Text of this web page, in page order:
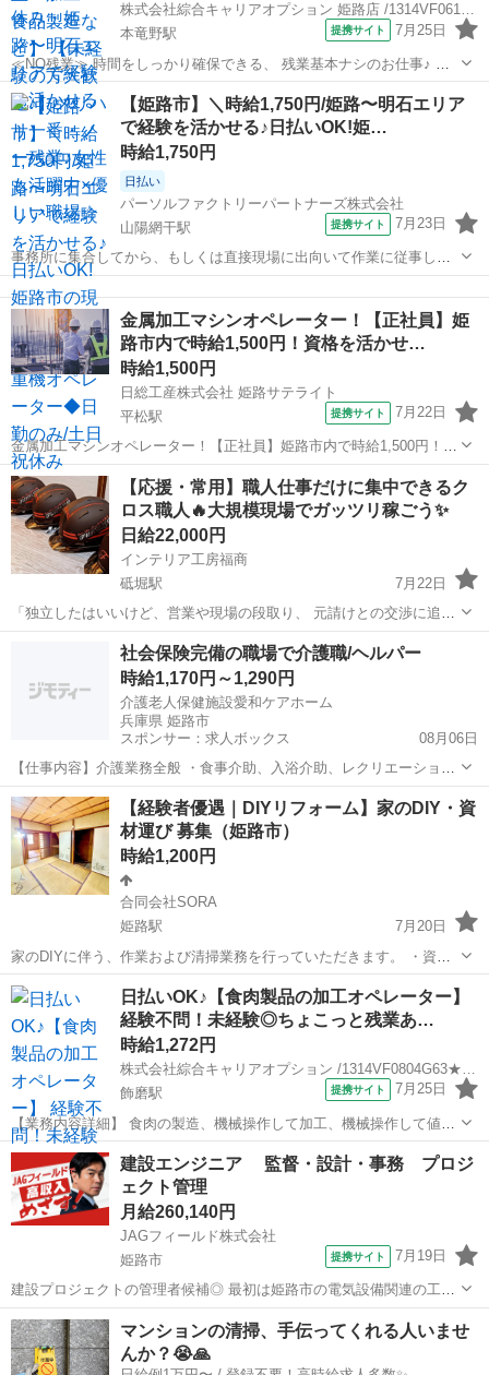
株式会社綜合キャリアオプション 姫路店 /1314VF0616G58★73-N
本竜野駅
提携サイト 7月25日
≪NO残業≫ 時間をしっかり確保できる、 残業基本ナシのお仕事♪ オ
ンとオフをきっちり切り替えたい方にオススメ！ ≪女性も活躍できる
職場≫ もちろん男性の応募も歓迎です！ ≪週休2日制≫ 週末は家族や
友...
兵庫 姫路市 本竜野駅 建築
【姫路市】＼時給1,750円/姫路〜明石エリア
で経験を活かせる♪日払いOK!姫…
時給1,750円
日払い
パーソルファクトリーパートナーズ株式会社
山陽網干駅
提携サイト 7月23日
事務所に集合してから、もしくは直接現場に出向いて作業に従事して
いただきます。重機オペレーターとして移動式クレーン作業を担当い
ただきます。1つの現場が終了したら次の現場へ、という感じで勤務地
は一定ではありませんが、姫路〜明石エ...
兵庫 姫路市
金属加工マシンオペレーター！【正社員】姫
路市内で時給1,500円！資格を活かせ…
時給1,500円
日総工産株式会社 姫路サテライト
平松駅
提携サイト 7月22日
金属加工マシンオペレーター！【正社員】姫路市内で時給1,500円！資
格を活かせる！！ Point1★時給1500円！月収約30万円！ Point2☆メー
カー正社員登用制度あり！ Point3★創業80年以上の老舗企業！ P...
兵庫 姫路市 平松駅 生産管理
【応援・常用】職人仕事だけに集中できるク
ロス職人🔥大規模現場でガッツリ稼ごう✨
日給22,000円
インテリア工房福商
砥堀駅
7月22日
「独立したはいいけど、営業や現場の段取り、 元請けとの交渉に追わ
れて『本当にやりたい職人仕事』に集中できていない…」 そんな一人
親方の限界や悩みを、ウチが一撃で解消します✨😄 あなたにお任せし
たい一番の強みは、...
姫路市 砥堀駅 その他 ゼネコン
社会保険完備の職場で介護職/ヘルパー
時給1,170円～1,290円
介護老人保健施設愛和ケアホーム
兵庫県 姫路市
スポンサー：求人ボックス
08月06日
【仕事内容】介護業務全般 ・食事介助、入浴介助、レクリエーション
・送迎(ハイエース使用) 業務変更なし 雇用期間の定めあり(1年/原則更
新/更新上限なし) 転勤の可能性なし 【経験・資格】<応募要件> 介護
福祉士 普通自動車運転...
アルバイト・パート
【経験者優遇｜DIYリフォーム】家のDIY・資
材運び 募集（姫路市）
時給1,200円
合同会社SORA
姫路駅
7月20日
家のDIYに伴う、作業および清掃業務を行っていただきます。 ・資材
運び ・室内の片付け、清掃 ・現場の整理整頓 ・DIY作業 ※丸鋸、デ
ィスクグライダー経験者優遇！！ 汚れても良い服装 動きやすい靴(...
兵庫 姫路市 姫路駅 その他 DIY
日払いOK♪【食肉製品の加工オペレーター】
経験不問！未経験◎ちょこっと残業あ…
時給1,272円
飾磨駅
提携サイト 7月25日
【業務内容詳細】 食肉の製造、機械操作して加工、機械操作して値付
け原材料の投入など。 またそれらに付随する業務とデータを数値記録
【取扱製品情報】 食肉 休憩時間にゆっくりできるスペース完備！ 持
ち物が多いあ...
兵庫 姫路市 飾磨駅
建設エンジニア 監督・設計・事務 プロジ
ェクト管理
月給260,140円
JAGフィールド株式会社
姫路市
提携サイト 7月19日
建設プロジェクトの管理者候補◎ 最初は姫路市の電気設備関連の工事
マネジメントからスタート♪ ゆくゆくは防災・減災などの公共事業を
はじめ姫路城や姫路駅、広畑地区のプラント工事まで幅広いプロジェ
クトに寄り添って、下記業務を...
兵庫 姫路市
マンションの清掃、手伝ってくれる人いませ
んか？😭🙏